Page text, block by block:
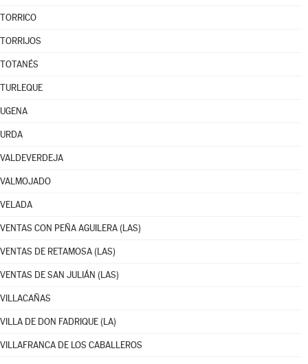
TORRICO
TORRIJOS
TOTANÉS
TURLEQUE
UGENA
URDA
VALDEVERDEJA
VALMOJADO
VELADA
VENTAS CON PEÑA AGUILERA (LAS)
VENTAS DE RETAMOSA (LAS)
VENTAS DE SAN JULIÁN (LAS)
VILLACAÑAS
VILLA DE DON FADRIQUE (LA)
VILLAFRANCA DE LOS CABALLEROS